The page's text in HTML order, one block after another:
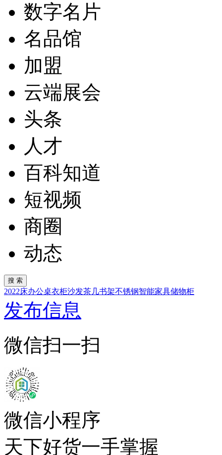
数字名片
名品馆
加盟
云端展会
头条
人才
百科知道
短视频
商圈
动态
2022床办公桌衣柜沙发茶几书架不锈钢智能家具储物柜
发布信息
微信扫一扫
微信小程序
天下好货一手掌握